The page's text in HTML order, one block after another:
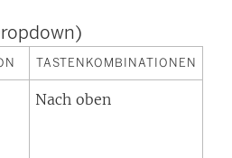
TASTENKOMBINATIONEN
Nach oben